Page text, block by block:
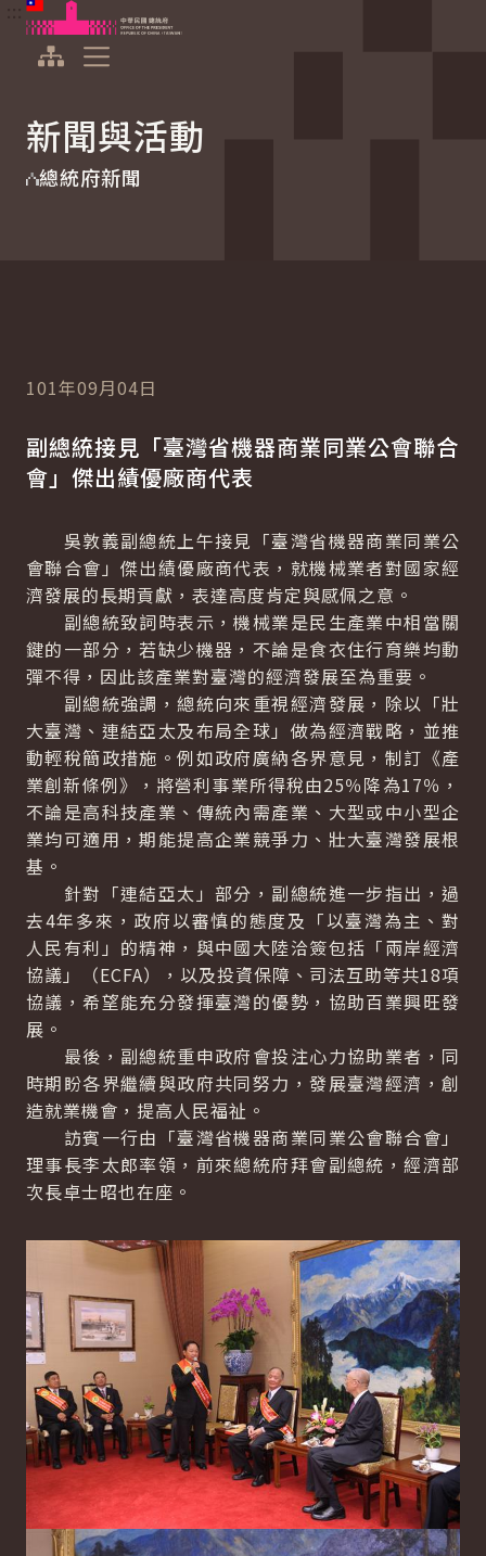
跳到主要內容
中華民國總統府
新聞與活動
總統府新聞
101年09月04日
副總統接見「臺灣省機器商業同業公會聯合
會」傑出績優廠商代表
吳敦義副總統上午接見「臺灣省機器商業同業公
會聯合會」傑出績優廠商代表，就機械業者對國家經
濟發展的長期貢獻，表達高度肯定與感佩之意。
副總統致詞時表示，機械業是民生產業中相當關
鍵的一部分，若缺少機器，不論是食衣住行育樂均動
彈不得，因此該產業對臺灣的經濟發展至為重要。
副總統強調，總統向來重視經濟發展，除以「壯
大臺灣、連結亞太及布局全球」做為經濟戰略，並推
動輕稅簡政措施。例如政府廣納各界意見，制訂《產
業創新條例》，將營利事業所得稅由25％降為17％，
不論是高科技產業、傳統內需產業、大型或中小型企
業均可適用，期能提高企業競爭力、壯大臺灣發展根
基。
針對「連結亞太」部分，副總統進一步指出，過
去4年多來，政府以審慎的態度及「以臺灣為主、對
人民有利」的精神，與中國大陸洽簽包括「兩岸經濟
協議」（ECFA），以及投資保障、司法互助等共18項
協議，希望能充分發揮臺灣的優勢，協助百業興旺發
展。
最後，副總統重申政府會投注心力協助業者，同
時期盼各界繼續與政府共同努力，發展臺灣經濟，創
造就業機會，提高人民福祉。
訪賓一行由「臺灣省機器商業同業公會聯合會」
理事長李太郎率領，前來總統府拜會副總統，經濟部
次長卓士昭也在座。